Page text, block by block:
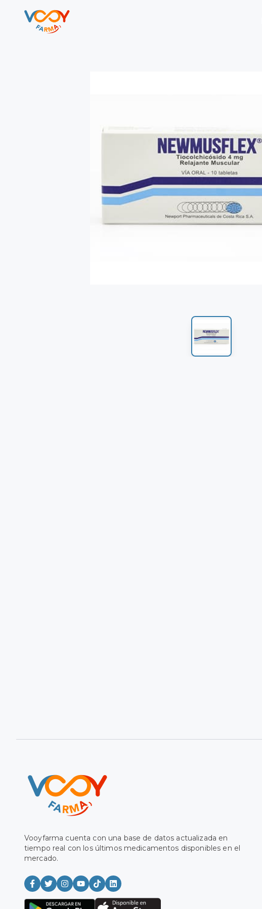
Vooyfarma cuenta con una base de datos actualizada en
tiempo real con los últimos medicamentos disponibles en el
mercado.